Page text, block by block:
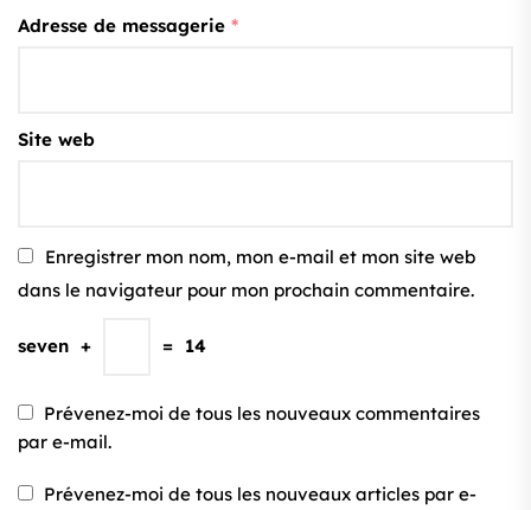
Adresse de messagerie *
Site web
Enregistrer mon nom, mon e-mail et mon site web
dans le navigateur pour mon prochain commentaire.
seven + = 14
Prévenez-moi de tous les nouveaux commentaires
par e-mail.
Prévenez-moi de tous les nouveaux articles par e-